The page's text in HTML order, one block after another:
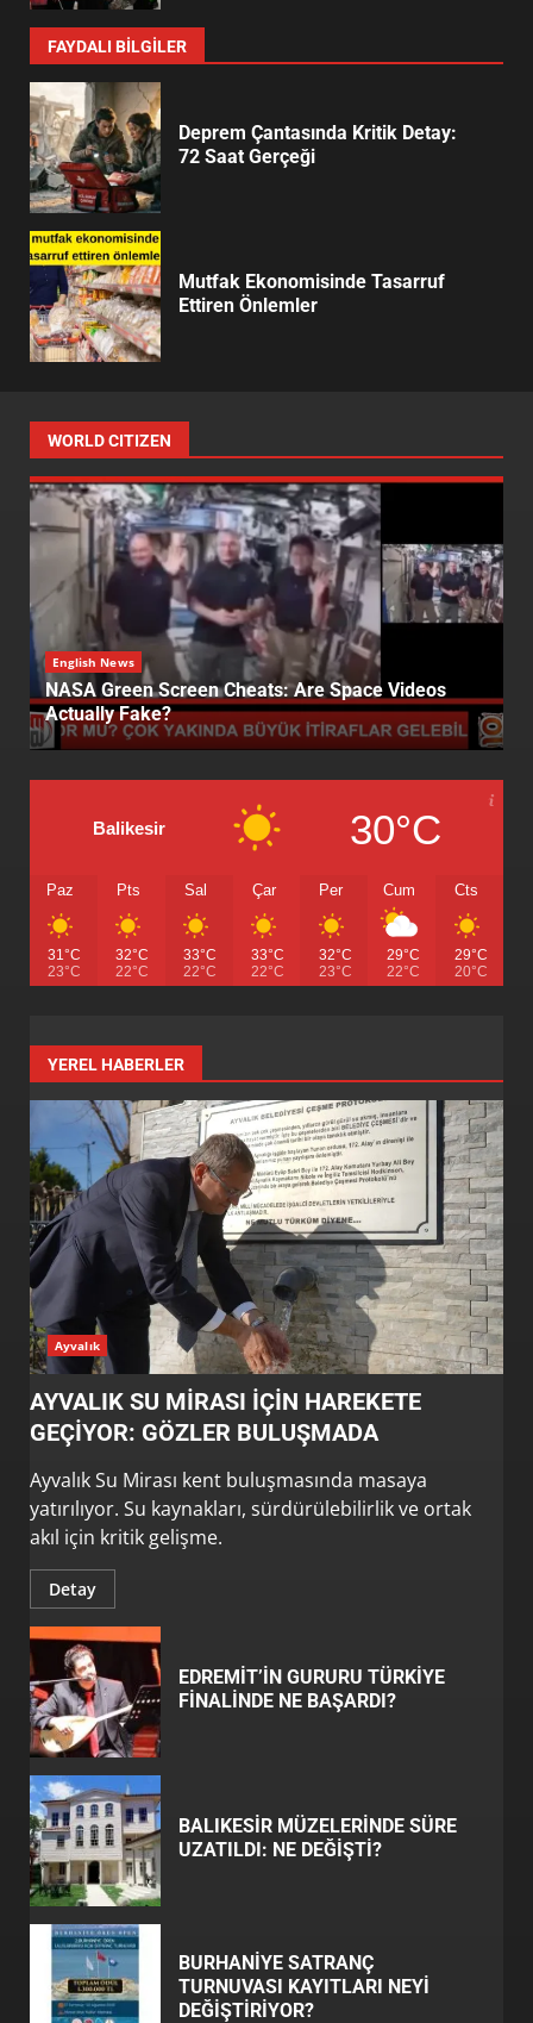
FAYDALI BİLGİLER
Deprem Çantasında Kritik Detay:
72 Saat Gerçeği
Mutfak Ekonomisinde Tasarruf
Ettiren Önlemler
WORLD CITIZEN
English News
A Powerful Slap to Politicians Seeking to Seize the
Judiciary
Balikesir 30°C
Paz
31°C
23°C
Pts
32°C
22°C
Sal
33°C
22°C
Çar
33°C
22°C
Per
32°C
23°C
Cum
29°C
22°C
Cts
29°C
20°C
YEREL HABERLER
Ayvalık
AYVALIK SU MİRASI İÇİN HAREKETE
GEÇİYOR: GÖZLER BULUŞMADA
Ayvalık Su Mirası kent buluşmasında masaya
yatırılıyor. Su kaynakları, sürdürülebilirlik ve ortak
akıl için kritik gelişme.
Detay
EDREMİT’İN GURURU TÜRKİYE
FİNALİNDE NE BAŞARDI?
BALIKESİR MÜZELERİNDE SÜRE
UZATILDI: NE DEĞİŞTİ?
BURHANİYE SATRANÇ
TURNUVASI KAYITLARI NEYİ
DEĞİŞTİRİYOR?